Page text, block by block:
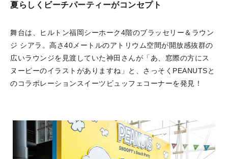
夏らしくビーチパーティーがコンセプト
舞台は、ヒルトン福岡シーホーク4階のブラッセリー＆ラウン
ジ シアラ。高さ40メートルのアトリウム空間が開放感抜群の
広いラウンジを見渡していた神田さんが「あ、窓際の方にス
ヌーピーのイラストがありますね」と、さっそくPEANUTSと
のコラボレーションスイーツビュッフェコーナーを発見！